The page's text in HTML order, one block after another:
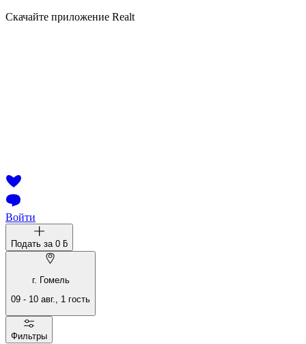
Скачайте приложение Realt
Войти
Подать за 0 ƃ
г. Гомель
09 - 10 авг., 1 гость
Фильтры